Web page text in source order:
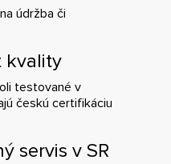
údržba či
kvality
testované v
českú certifikáciu
servis v SR